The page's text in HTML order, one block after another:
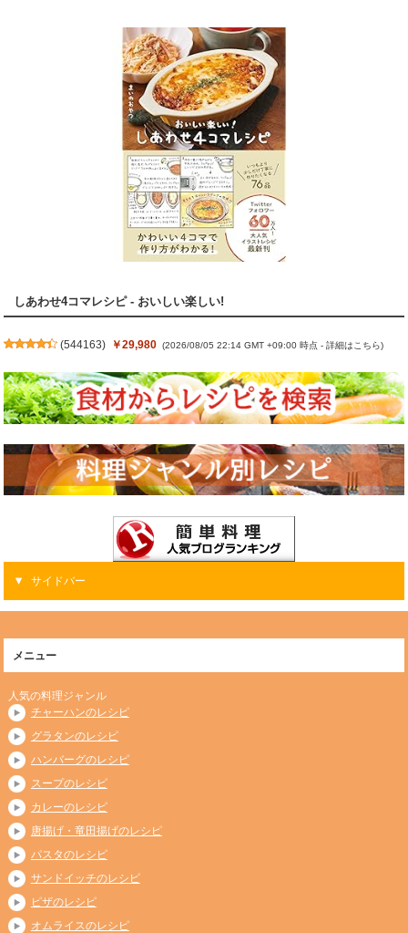
しあわせ4コマレシピ - おいしい楽しい!
(544163) ￥29,980 (2026/08/05 22:14 GMT +09:00 時点 -詳細はこちら)
サイドバー
メニュー
人気の料理ジャンル
チャーハンのレシピ
グラタンのレシピ
ハンバーグのレシピ
スープのレシピ
カレーのレシピ
唐揚げ・竜田揚げのレシピ
パスタのレシピ
サンドイッチのレシピ
ピザのレシピ
オムライスのレシピ